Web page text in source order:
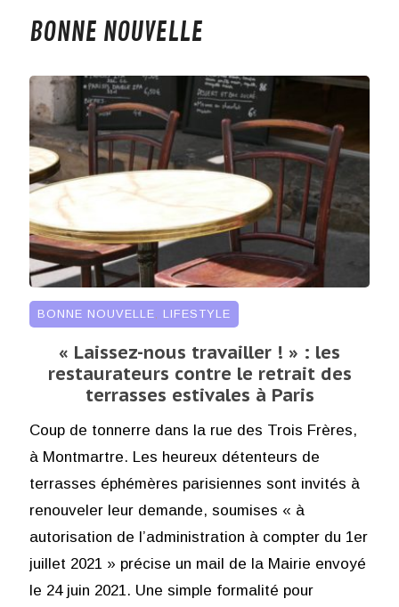
BONNE NOUVELLE
BONNE NOUVELLE LIFESTYLE
« Laissez-nous travailler ! » : les
restaurateurs contre le retrait des
terrasses estivales à Paris
Coup de tonnerre dans la rue des Trois Frères,
à Montmartre. Les heureux détenteurs de
terrasses éphémères parisiennes sont invités à
renouveler leur demande, soumises « à
autorisation de l’administration à compter du 1er
juillet 2021 » précise un mail de la Mairie envoyé
le 24 juin 2021. Une simple formalité pour